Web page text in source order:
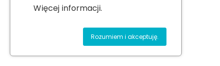
Więcej informacji.
Rozumiem i akceptuję.